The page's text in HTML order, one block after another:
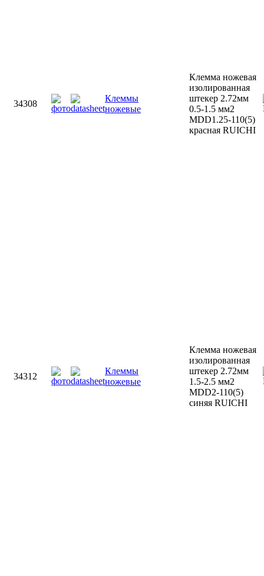
34308
Клеммы
ножевые
Клемма ножевая
изолированная
штекер 2.72мм
0.5-1.5 мм2
MDD1.25-110(5)
красная RUICHI
34312
Клеммы
ножевые
Клемма ножевая
изолированная
штекер 2.72мм
1.5-2.5 мм2
MDD2-110(5)
синяя RUICHI